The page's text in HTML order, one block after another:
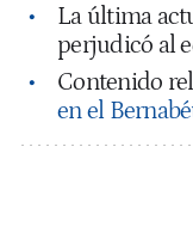
La última
perjudicó al
Contenido
en el